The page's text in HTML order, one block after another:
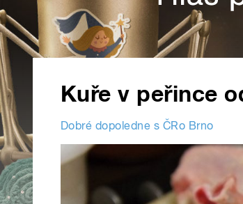
Kuře v peřince
Dobré dopoledne s ČRo Brno